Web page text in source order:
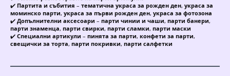
✔️ Партита и събития – тематична украса за рожден ден, украса за
моминско парти, украса за първи рожден ден, украса за фотозона
✔️ Допълнителни аксесоари – парти чинии и чаши, парти банери,
парти знаменца, парти свирки, парти сламки, парти маски
✔️ Специални артикули – пинята за парти, конфети за парти,
свещички за торта, парти покривки, парти салфетки